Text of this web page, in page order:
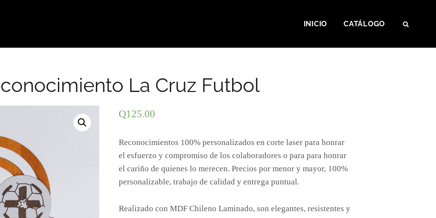
INICIO CATÁLOGO
La Cruz Futbol
Q125.00
Reconocimientos 100% personalizados en corte laser para honrar
el esfuerzo y compromiso de los colaboradores o para para honrar
el cariño de quienes lo merecen. Precios por menor y mayor, 100%
personalizable, trabajo de calidad y entrega puntual.
Realizado con MDF Chileno Laminado, son elegantes, resistentes y